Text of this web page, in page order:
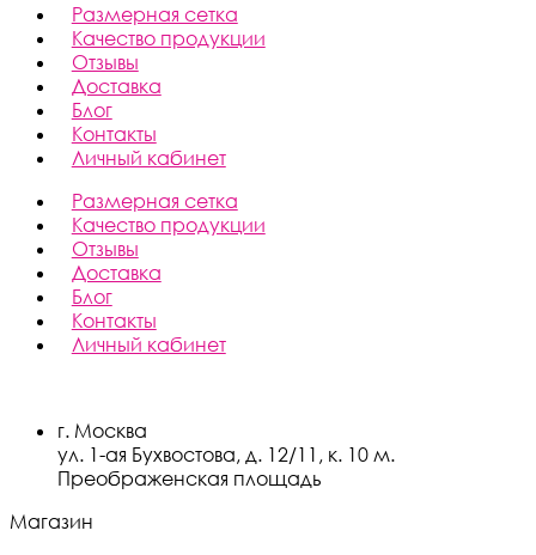
Размерная сетка
Качество продукции
Отзывы
Доставка
Блог
Контакты
Личный кабинет
Размерная сетка
Качество продукции
Отзывы
Доставка
Блог
Контакты
Личный кабинет
г. Москва
ул. 1-ая Бухвостова, д. 12/11, к. 10 м.
Преображенская площадь
Магазин